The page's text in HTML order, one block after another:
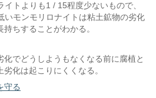
トよりも1 / 15程度少ないもので、
いモンモリロナイトは粘土鉱物の劣化
ちすることがわかる。
でどうしようもなくなる前に腐植と
化は起こりにくくなる。
守る